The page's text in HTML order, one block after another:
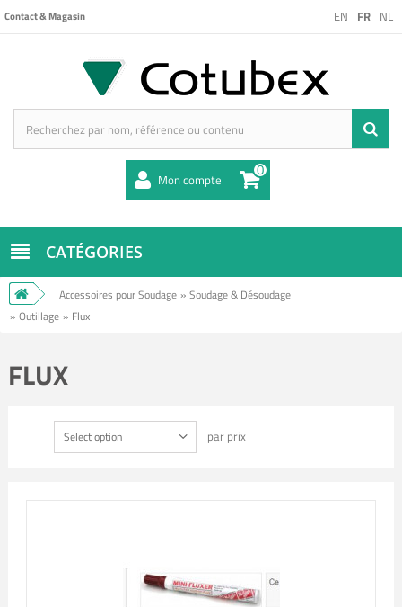
EN FR NL
Contact & Magasin
Mon compte 0
CATÉGORIES
Accessoires pour Soudage » Soudage & Désoudage
» Outillage » Flux
FLUX
Select option par prix